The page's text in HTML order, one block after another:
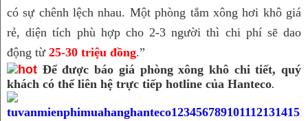
có sự chênh lệch nhau. Một phòng tắm xông hơi khô giá
rẻ, diện tích phù hợp cho 2-3 người thì chi phí sẽ dao
động từ 25-30 triệu đồng.”
Để được báo giá phòng xông khô chi tiết, quý
khách có thể liên hệ trực tiếp hotline của Hanteco.